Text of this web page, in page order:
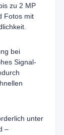
zu 2 MP
Fotos mit
bei
Signal-
unter
–